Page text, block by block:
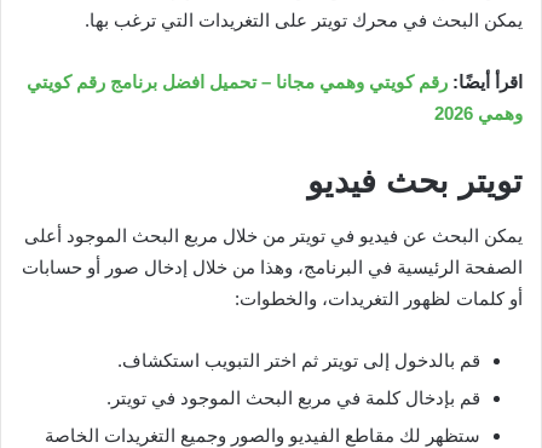
يمكن البحث في محرك تويتر على التغريدات التي ترغب بها.
اقرأ أيضًا: رقم كويتي وهمي مجانا – تحميل افضل برنامج رقم كويتي
وهمي 2026
تويتر بحث فيديو
يمكن البحث عن فيديو في تويتر من خلال مربع البحث الموجود أعلى
الصفحة الرئيسية في البرنامج، وهذا من خلال إدخال صور أو حسابات
أو كلمات لظهور التغريدات، والخطوات:
قم بالدخول إلى تويتر ثم اختر التبويب استكشاف.
قم بإدخال كلمة في مربع البحث الموجود في تويتر.
ستظهر لك مقاطع الفيديو والصور وجميع التغريدات الخاصة